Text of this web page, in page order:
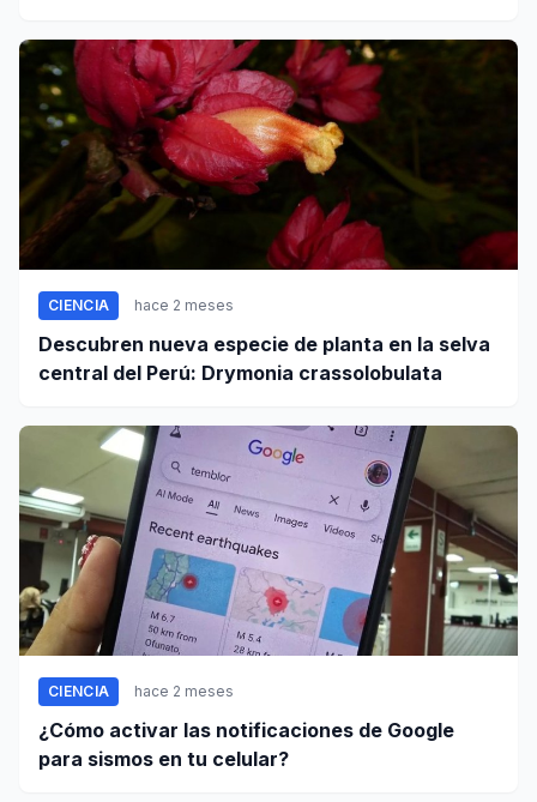
CIENCIA hace 2 meses
Descubren nueva especie de planta en la selva
central del Perú: Drymonia crassolobulata
CIENCIA hace 2 meses
¿Cómo activar las notificaciones de Google
para sismos en tu celular?